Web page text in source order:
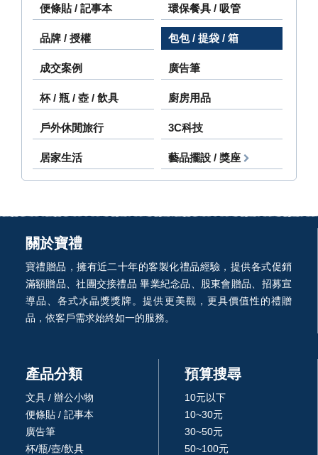
便條貼 / 記事本 環保餐具 / 吸管
品牌 / 授權 包包 / 提袋 / 箱
成交案例 廣告筆
杯 / 瓶 / 壺 / 飲具 廚房用品
戶外休閒旅行 3C科技
居家生活 藝品擺設 / 獎座
關於寶禮
寶禮贈品，擁有近二十年的客製化禮品經驗，提供各式促銷
滿額贈品、社團交接禮品 畢業紀念品、股東會贈品、招募宣
導品、各式水晶獎獎牌。提供更美觀，更具價值性的禮贈
品，依客戶需求始終如一的服務。
產品分類
文具 / 辦公小物
便條貼 / 記事本
廣告筆
杯/瓶/壺/飲具
預算搜尋
10元以下
10~30元
30~50元
50~100元